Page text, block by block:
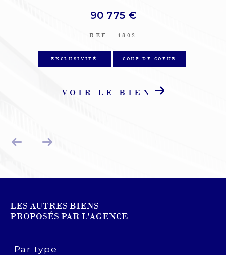
90 775 €
REF : 4802
EXCLUSIVITÉ COUP DE COEUR
VOIR LE BIEN
LES AUTRES BIENS
PROPOSÉS PAR L'AGENCE
Par type